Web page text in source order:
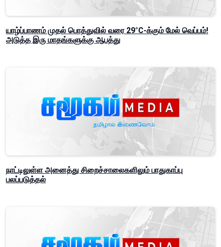
யாழ்ப்பாணம் முதல் பொத்துவில் வரை 29°C-க்கும் மேல் வெப்பம்!
அடுத்த இரு மாதங்களுக்கு ஆபத்து
நாட்டிலுள்ள அனைத்து சிறைச்சாலைகளிலும் பாதுகாப்பு
பலப்படுத்தல்